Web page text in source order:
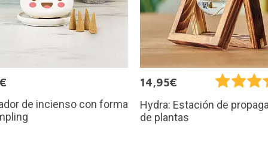
de incienso con forma
14,95€
Hydra: Estación de
de plantas